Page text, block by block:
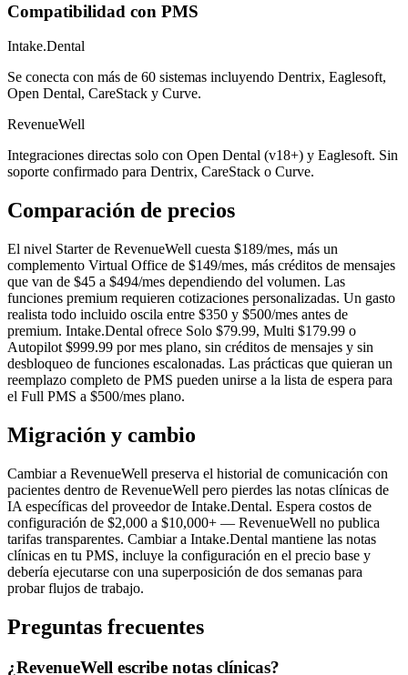
Compatibilidad con PMS
Intake.Dental
Se conecta con más de 60 sistemas incluyendo Dentrix, Eaglesoft,
Open Dental, CareStack y Curve.
RevenueWell
Integraciones directas solo con Open Dental (v18+) y Eaglesoft. Sin
soporte confirmado para Dentrix, CareStack o Curve.
Comparación de precios
El nivel Starter de RevenueWell cuesta $189/mes, más un
complemento Virtual Office de $149/mes, más créditos de mensajes
que van de $45 a $494/mes dependiendo del volumen. Las
funciones premium requieren cotizaciones personalizadas. Un gasto
realista todo incluido oscila entre $350 y $500/mes antes de
premium. Intake.Dental ofrece Solo $79.99, Multi $179.99 o
Autopilot $999.99 por mes plano, sin créditos de mensajes y sin
desbloqueo de funciones escalonadas. Las prácticas que quieran un
reemplazo completo de PMS pueden unirse a la lista de espera para
el Full PMS a $500/mes plano.
Migración y cambio
Cambiar a RevenueWell preserva el historial de comunicación con
pacientes dentro de RevenueWell pero pierdes las notas clínicas de
IA específicas del proveedor de Intake.Dental. Espera costos de
configuración de $2,000 a $10,000+ — RevenueWell no publica
tarifas transparentes. Cambiar a Intake.Dental mantiene las notas
clínicas en tu PMS, incluye la configuración en el precio base y
debería ejecutarse con una superposición de dos semanas para
probar flujos de trabajo.
Preguntas frecuentes
¿RevenueWell escribe notas clínicas?